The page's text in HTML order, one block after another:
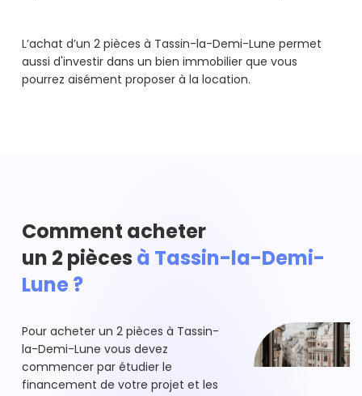
L’achat d’un 2 pièces à Tassin-la-Demi-Lune permet
aussi d'investir dans un bien immobilier que vous
pourrez aisément proposer à la location.
Comment acheter
un 2 pièces à Tassin-la-Demi-
Lune ?
Pour acheter un 2 pièces à Tassin-
la-Demi-Lune vous devez
commencer par étudier le
financement de votre projet et les